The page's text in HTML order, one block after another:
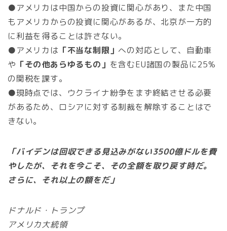
●アメリカは中国からの投資に関心があり、また中国
もアメリカからの投資に関心があるが、北京が一方的
に利益を得ることは許さない。
●アメリカは 「不当な制限」 への対応として、自動車
や 「その他あらゆるもの」 を含むEU諸国の製品に25%
の関税を課す。
●現時点では、ウクライナ紛争をまず終結させる必要
があるため、ロシアに対する制裁を解除することはで
きない。
「バイデンは回収できる見込みがない3500億ドルを費
やしたが、それを今こそ、その全額を取り戻す時だ。
さらに、それ以上の額をだ」
ドナルド・トランプ
アメリカ大統領